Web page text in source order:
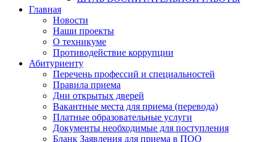
Главная
Новости
Наши проекты
О техникуме
Противодействие коррупции
Абитуриенту
Перечень профессий и специальностей
Правила приема
Дни открытых дверей
Вакантные места для приема (перевода)
Платные образовательные услуги
Документы необходимые для поступления
Бланк Заявления для приема в ПОО